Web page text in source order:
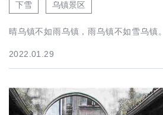
下雪 乌镇景区
晴乌镇不如雨乌镇，雨乌镇不如雪乌镇。
2022.01.29